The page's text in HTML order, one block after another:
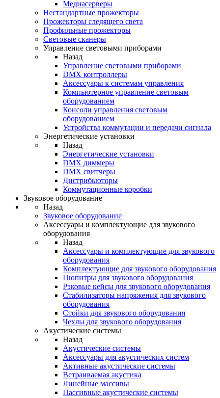
Медиасерверы
Нестандартные прожекторы
Прожекторы следящего света
Профильные прожекторы
Световые сканеры
Управление световыми приборами
Назад
Управление световыми приборами
DMX контроллеры
Аксессуары к системам управления
Компьютерное управление световым
оборудованием
Консоли управления световым
оборудованием
Устройства коммутации и передачи сигнала
Энергетические установки
Назад
Энергетические установки
DMX диммеры
DMX свитчеры
Дистрибьюторы
Коммутационные коробки
Звуковое оборудование
Назад
Звуковое оборудование
Аксессуары и комплектующие для звукового
оборудования
Назад
Аксессуары и комплектующие для звукового
оборудования
Комплектующие для звукового оборудования
Пюпитры для звукового оборудования
Рэковые кейсы для звукового оборудования
Стабилизаторы напряжения для звукового
оборудования
Стойки для звукового оборудования
Чехлы для звукового оборудования
Акустические системы
Назад
Акустические системы
Аксессуары для акустических систем
Активные акустические системы
Встраиваемая акустика
Линейные массивы
Пассивные акустические системы